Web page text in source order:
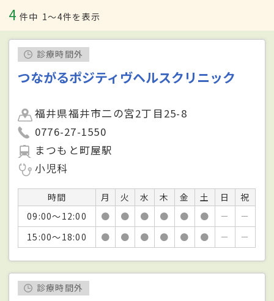
4 件中 1〜4件を表示
診療時間外
つながるポジティヴヘルスクリニック
福井県福井市二の宮2丁目25-8
0776-27-1550
まつもと町屋駅
小児科
時間 月 火 水 木 金 土 日
祝
09:00～12:00
● ● ● ● ● ● －
－
15:00～18:00
● ● ● ● ● ● － －
診療時間外